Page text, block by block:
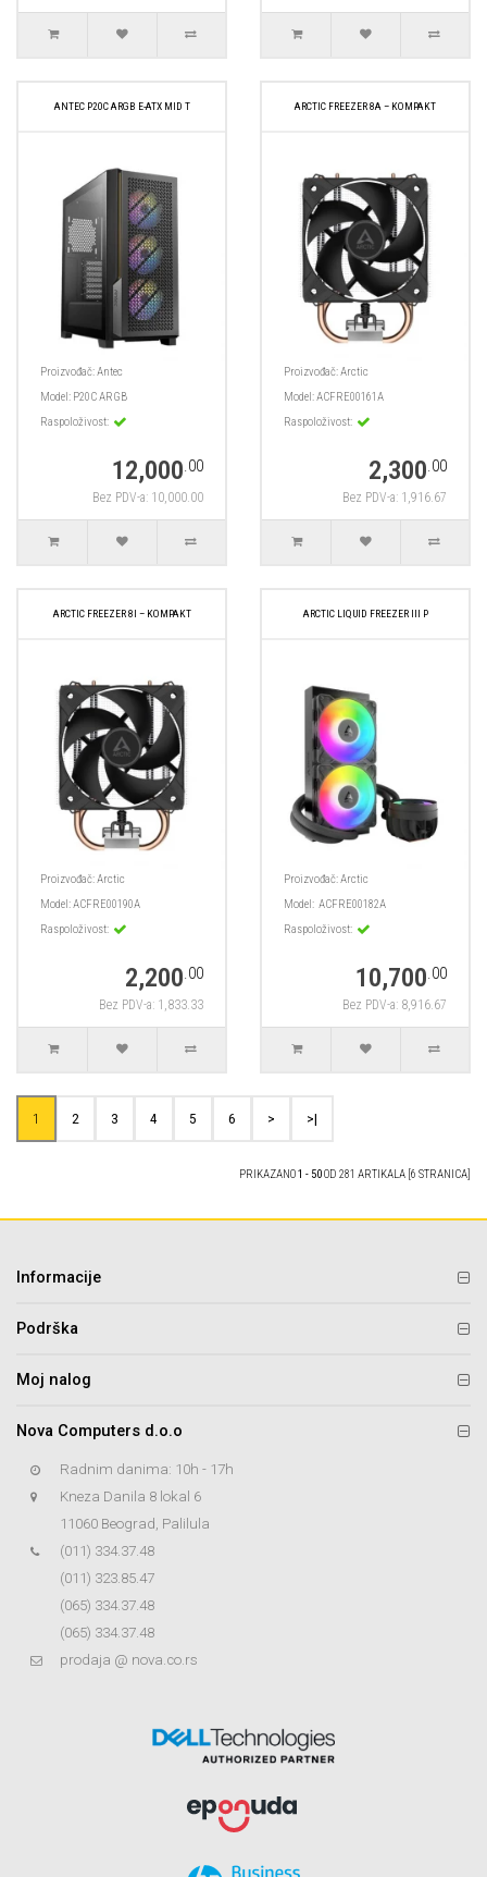
ANTEC P20C ARGB E-ATX MID T
Proizvođač:Antec
Model: P20C ARGB
Raspoloživost:
12,000.00
Bez PDV-a: 10,000.00
ARCTIC FREEZER 8A – KOMPAKT
Proizvođač:Arctic
Model:ACFRE00161A
Raspoloživost:
2,300.00
Bez PDV-a: 1,916.67
ARCTIC FREEZER 8I – KOMPAKT
Proizvođač:Arctic
Model:ACFRE00190A
Raspoloživost:
2,200.00
Bez PDV-a: 1,833.33
ARCTIC LIQUID FREEZER III P
Proizvođač:Arctic
Model: ACFRE00182A
Raspoloživost:
10,700.00
Bez PDV-a: 8,916.67
1 2 3 4 5 6 > >|
PRIKAZANO1 - 50OD 281 ARTIKALA [6 STRANICA]
Informacije
Podrška
Moj nalog
Nova Computers d.o.o
Radnim danima: 10h - 17h
Kneza Danila 8 lokal 6
11060 Beograd, Palilula
(011) 334.37.48
(011) 323.85.47
(065) 334.37.48
(065) 334.37.48
prodaja @ nova.co.rs